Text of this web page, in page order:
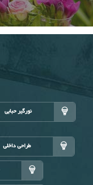
نورگیر حبابی
طراحی داخلی